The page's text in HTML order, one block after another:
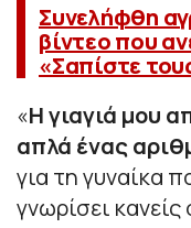
Συνελήφθη
βίντεο που
«Σαπίστε
«Η γιαγιά μου
απλά ένας
για τη γυναίκα
γνωρίσει